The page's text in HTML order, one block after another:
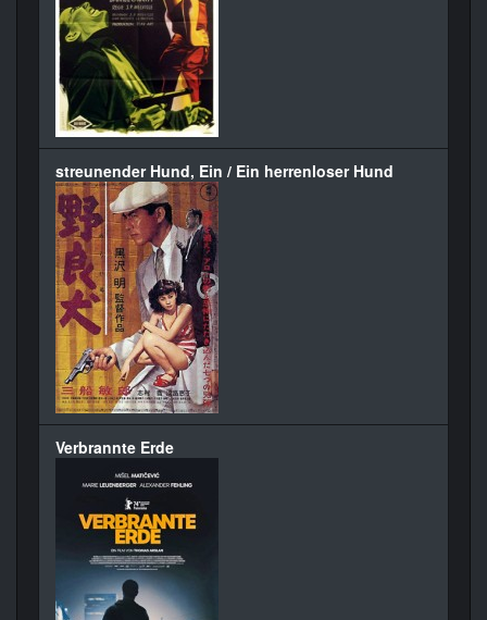
streunender Hund, Ein / Ein herrenloser Hund
Verbrannte Erde